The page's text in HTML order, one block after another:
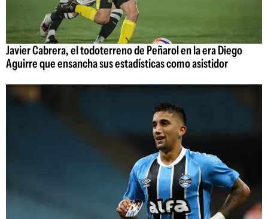
Javier Cabrera, el todoterreno de Peñarol en la era Diego
Aguirre que ensancha sus estadísticas como asistidor